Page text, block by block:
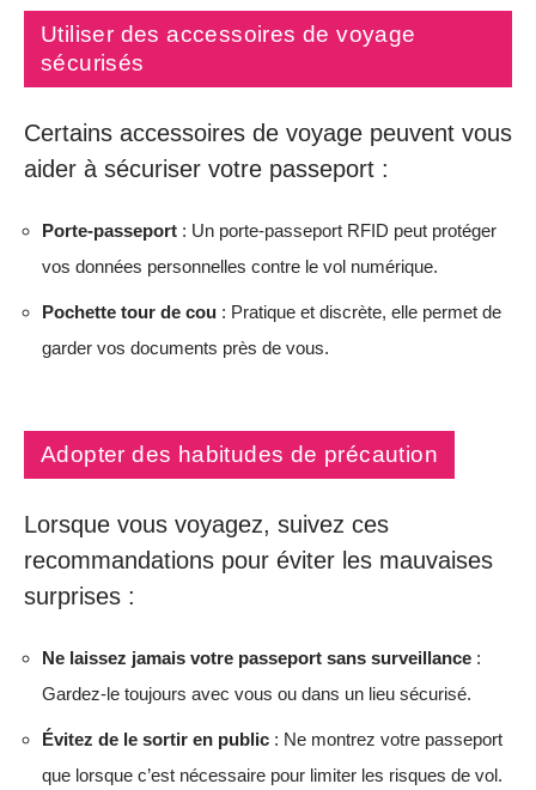
Utiliser des accessoires de voyage
sécurisés
Certains accessoires de voyage peuvent vous
aider à sécuriser votre passeport :
Porte-passeport : Un porte-passeport RFID peut protéger
vos données personnelles contre le vol numérique.
Pochette tour de cou : Pratique et discrète, elle permet de
garder vos documents près de vous.
Adopter des habitudes de précaution
Lorsque vous voyagez, suivez ces
recommandations pour éviter les mauvaises
surprises :
Ne laissez jamais votre passeport sans surveillance :
Gardez-le toujours avec vous ou dans un lieu sécurisé.
Évitez de le sortir en public : Ne montrez votre passeport
que lorsque c’est nécessaire pour limiter les risques de vol.